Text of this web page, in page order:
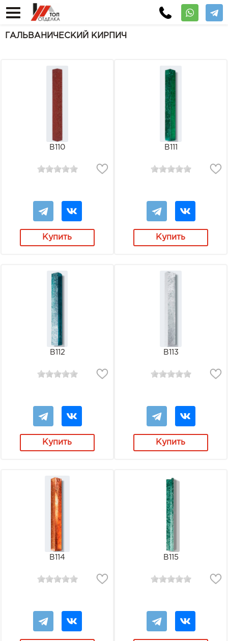
ГАЛЬВАНИЧЕСКИЙ КИРПИЧ
В110
Купить
В111
Купить
В112
Купить
В113
Купить
В114 В115